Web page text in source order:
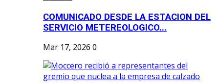
COMUNICADO DESDE LA ESTACION DEL
SERVICIO METEREOLOGICO...
Mar 17, 2026 0